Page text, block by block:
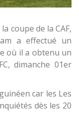
coupe de la CAF,
a effectué un
où il a obtenu un
dimanche 01er
car les Les
dès les 20